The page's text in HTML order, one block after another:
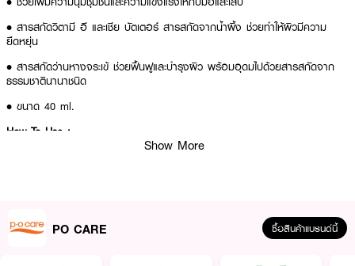
• สารสกัดวิตามี อี และเชีย บัตเตอร์ สารสกัดจากน้ำผึ้ง ช่วยทำให้ผิวมีความ
ยืดหยุ่น
• สารสกัดว่านหางจระเข้ ช่วยฟื้นฟูและบำรุงผิว พร้อมอุดมไปด้วยสารสกัดจาก
ธรรมชาตินานาชนิด
• ขนาด 40 ml.
How To Use :
Show More
PO CARE ซื้อสินค้าแบรนด์นี้